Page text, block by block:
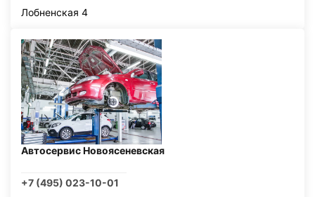
Лобненская 4
Автосервис Новоясеневская
+7 (495) 023-10-01